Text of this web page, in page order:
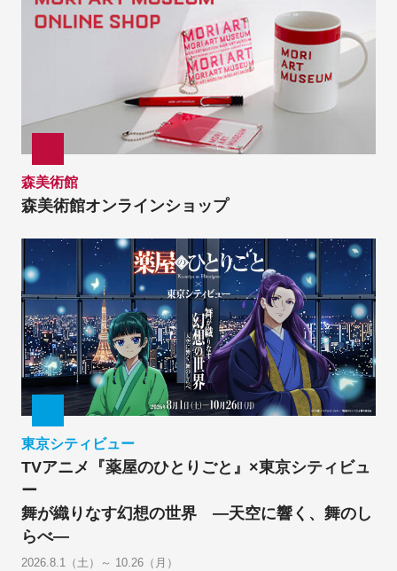
森美術館
森美術館オンラインショップ
東京シティビュー
TVアニメ『薬屋のひとりごと』×東京シティビュ
ー
舞が織りなす幻想の世界 ―天空に響く、舞のし
らべ―
2026.8.1（土）～ 10.26（月）